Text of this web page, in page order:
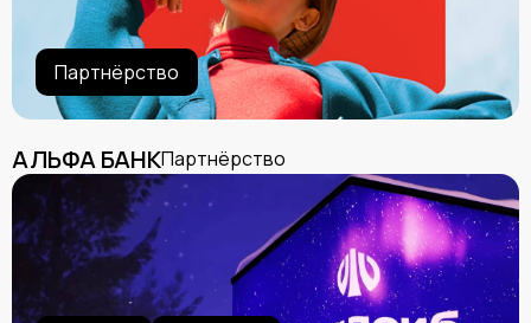
Партнёрство
АЛЬФА БАНКПартнёрство